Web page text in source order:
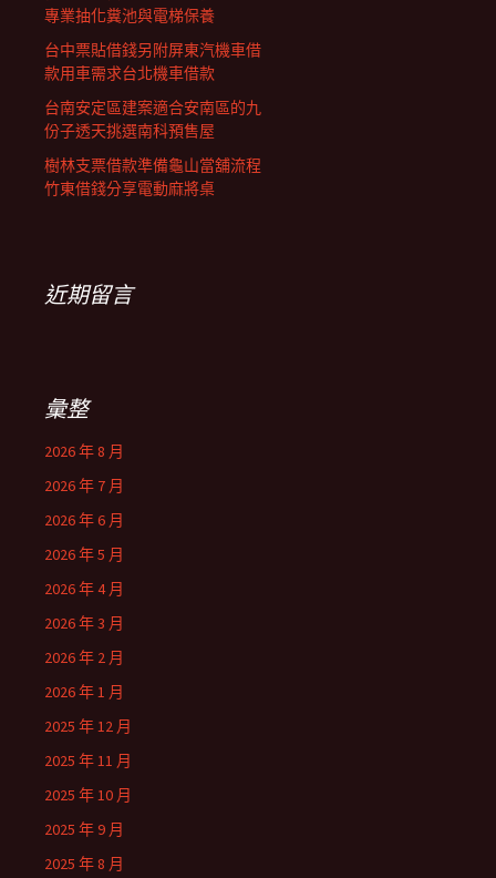
專業抽化糞池與電梯保養
台中票貼借錢另附屏東汽機車借
款用車需求台北機車借款
台南安定區建案適合安南區的九
份子透天挑選南科預售屋
樹林支票借款準備龜山當舖流程
竹東借錢分享電動麻將桌
近期留言
彙整
2026 年 8 月
2026 年 7 月
2026 年 6 月
2026 年 5 月
2026 年 4 月
2026 年 3 月
2026 年 2 月
2026 年 1 月
2025 年 12 月
2025 年 11 月
2025 年 10 月
2025 年 9 月
2025 年 8 月